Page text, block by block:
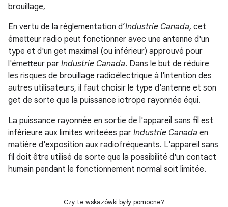
brouillage,
En vertu de la règlementation d’Industrie Canada, cet
émetteur radio peut fonctionner avec une antenne d'un
type et d'un get maximal (ou inférieur) approuvé pour
l'émetteur par Industrie Canada. Dans le but de réduire
les risques de brouillage radioélectrique à l'intention des
autres utilisateurs, il faut choisir le type d'antenne et son
get de sorte que la puissance iotrope rayonnée équi.
La puissance rayonnée en sortie de l'appareil sans fil est
inférieure aux limites writeées par Industrie Canada en
matière d'exposition aux radiofréqueants. L'appareil sans
fil doit être utilisé de sorte que la possibilité d'un contact
humain pendant le fonctionnement normal soit limitée.
Czy te wskazówki były pomocne?